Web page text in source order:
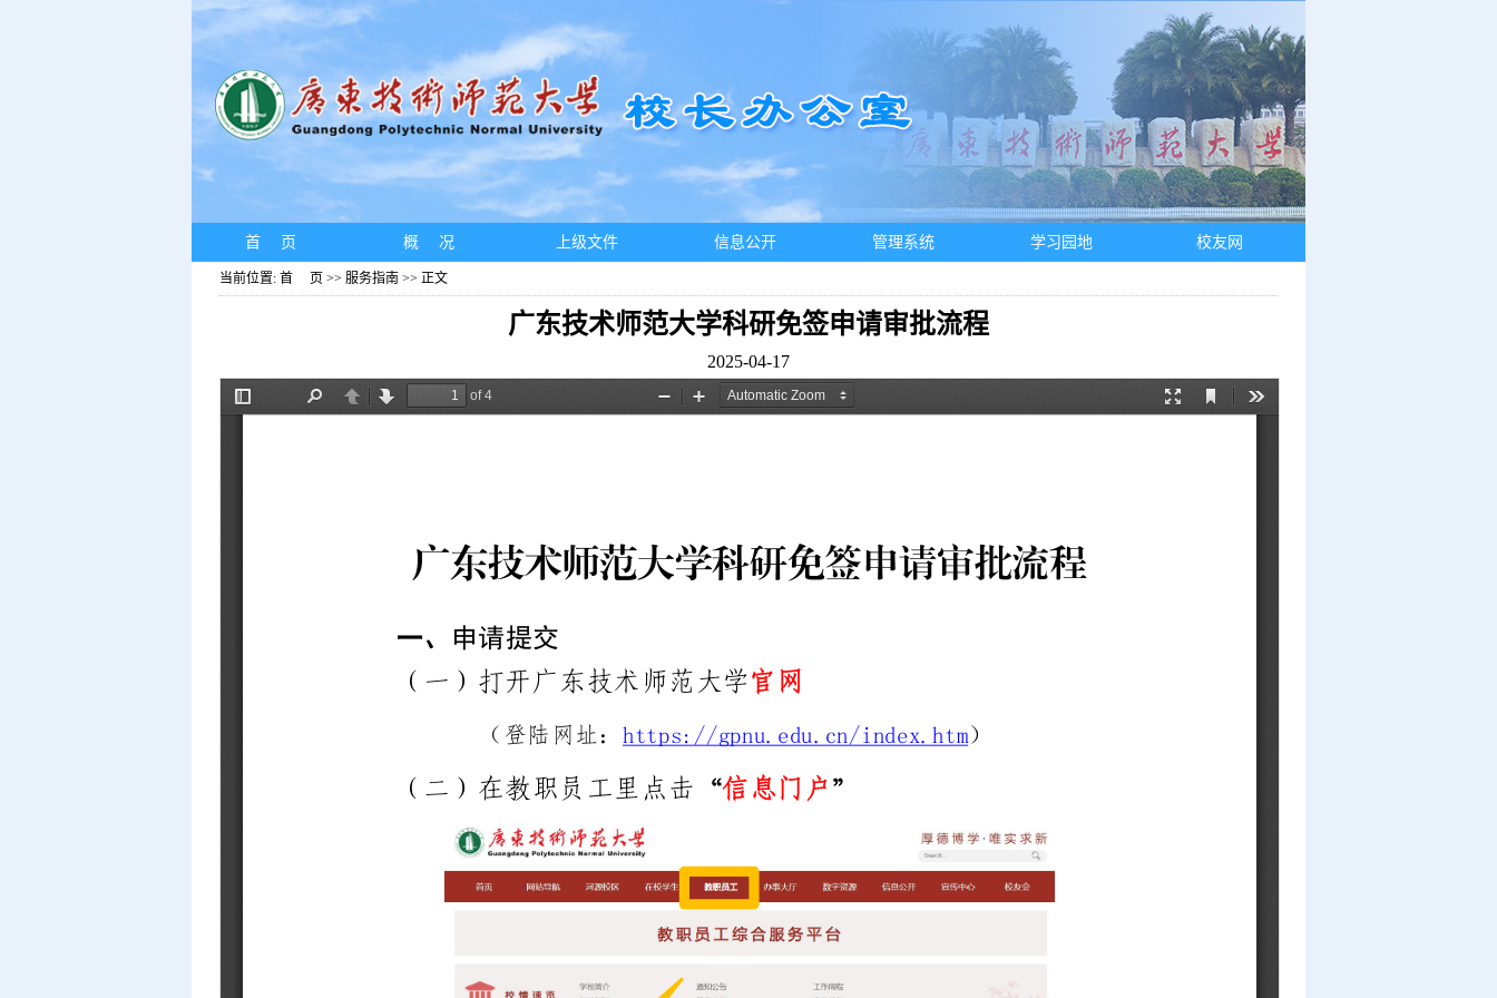
首 页 概 况 上级文件 信息公开 管理系统 学习园地 校友网
当前位置: 首 页 >> 服务指南 >> 正文
广东技术师范大学科研免签申请审批流程
2025-04-17